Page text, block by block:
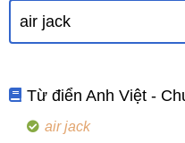
Từ điển Anh Việt -
air jack